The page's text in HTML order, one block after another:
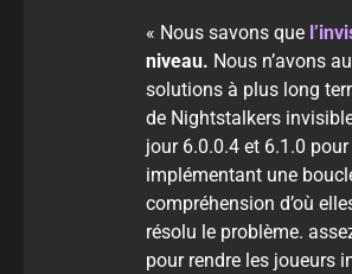
« Nous savons que
niveau. Nous n’avons
solutions à plus long
de Nightstalkers
jour 6.0.0.4 et 6.1.0
implémentant une
compréhension d’où
résolu le problème.
pour rendre les joueurs